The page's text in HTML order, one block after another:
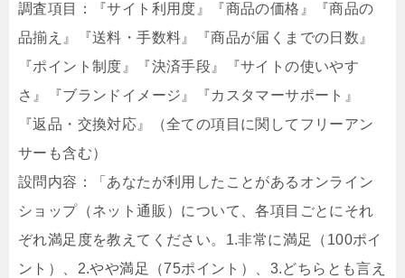
調査項目：『サイト利用度』『商品の価格』『商品の
品揃え』『送料・手数料』『商品が届くまでの日数』
『ポイント制度』『決済手段』『サイトの使いやす
さ』『ブランドイメージ』『カスタマーサポート』
『返品・交換対応』（全ての項目に関してフリーアン
サーも含む）
設問内容：「あなたが利用したことがあるオンライン
ショップ（ネット通販）について、各項目ごとにそれ
ぞれ満足度を教えてください。1.非常に満足（100ポイ
ント）、2.やや満足（75ポイント）、3.どちらとも言え